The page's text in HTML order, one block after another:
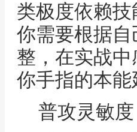
类极度依赖
你需要根据
整，在实战
你手指的本能
普攻灵敏